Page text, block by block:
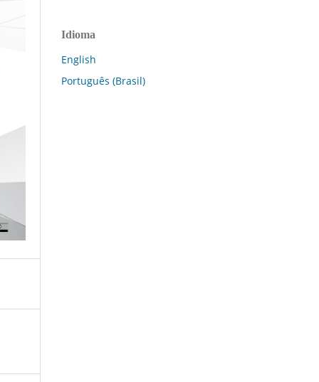
Idioma
English
Português (Brasil)